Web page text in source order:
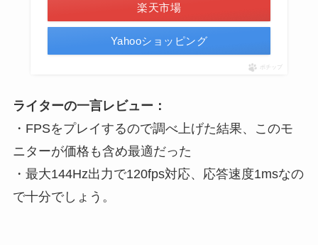
楽天市場
Yahooショッピング
ポチップ
ライターの一言レビュー：
・FPSをプレイするので調べ上げた結果、このモ
ニターが価格も含め最適だった
・最大144Hz出力で120fps対応、応答速度1msなの
で十分でしょう。